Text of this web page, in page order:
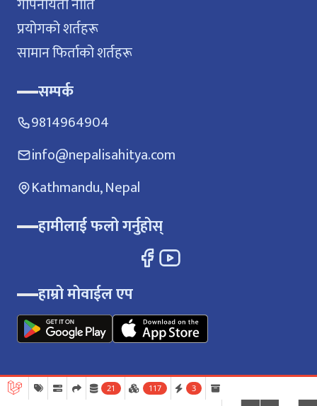
गोपनीयता नीति
प्रयोगको शर्तहरू
सामान फिर्ताको शर्तहरू
सम्पर्क
9814964904
info@nepalisahitya.com
Kathmandu, Nepal
हामीलाई फलो गर्नुहोस्
हाम्रो मोवाईल एप
21 117 3